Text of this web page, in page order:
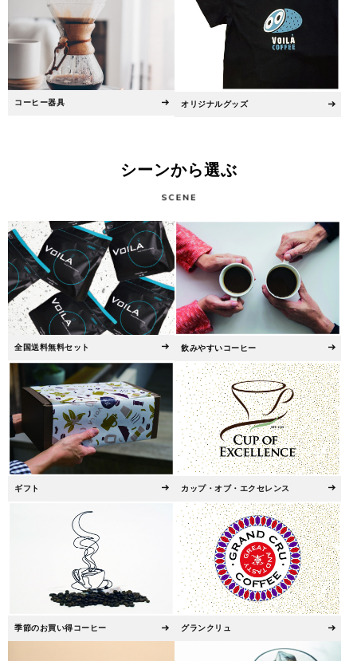
コーヒー器具 オリジナルグッズ
シーンから選ぶ
全国送料無料セット 飲みやすいコーヒー
ギフト カップ・オブ・エクセレンス
季節のお買い得コーヒー グランクリュ